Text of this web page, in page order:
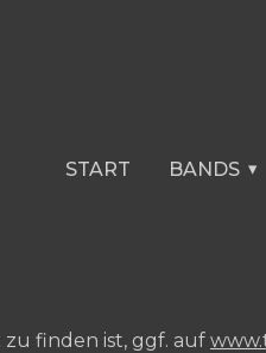
START BANDS
zu finden ist, ggf. auf